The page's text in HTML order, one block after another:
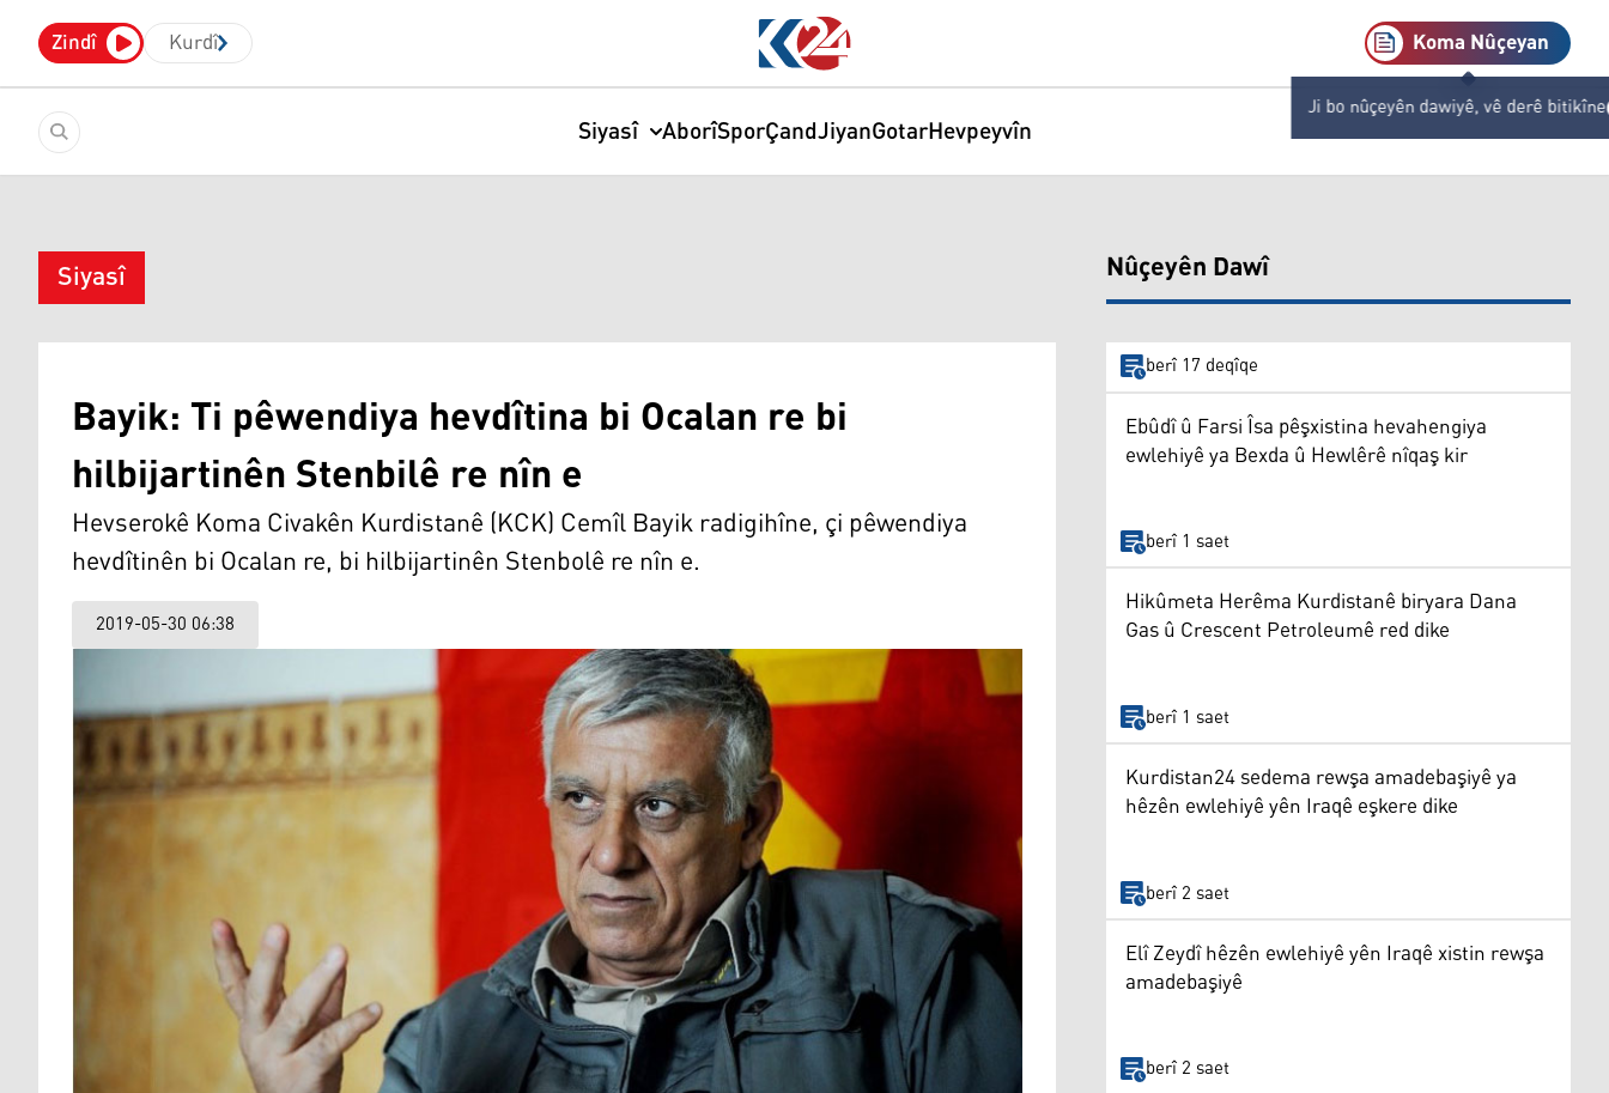
Zindî Kurdî Koma Nûçeyan
Ji bo nûçeyên dawiyê, vê derê bitikîne
Siyasî AborîSporÇandJiyanGotarHevpeyvîn
Siyasî
Bayik: Ti pêwendiya hevdîtina bi Ocalan re bi
hilbijartinên Stenbilê re nîn e
Hevserokê Koma Civakên Kurdistanê (KCK) Cemîl Bayik radigihîne, çi pêwendiya
hevdîtinên bi Ocalan re, bi hilbijartinên Stenbolê re nîn e.
2019-05-30 06:38
Nûçeyên Dawî
berî 17 deqîqe
Ebûdî û Farsi Îsa pêşxistina hevahengiya
ewlehiyê ya Bexda û Hewlêrê nîqaş kir
berî 1 saet
Hikûmeta Herêma Kurdistanê biryara Dana
Gas û Crescent Petroleumê red dike
berî 1 saet
Kurdistan24 sedema rewşa amadebaşiyê ya
hêzên ewlehiyê yên Iraqê eşkere dike
berî 2 saet
Elî Zeydî hêzên ewlehiyê yên Iraqê xistin rewşa
amadebaşiyê
berî 2 saet